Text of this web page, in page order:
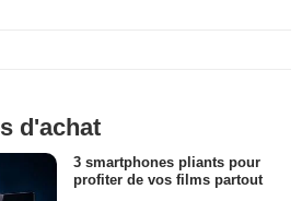
d'achat
3 smartphones pliants pour
profiter de vos films partout